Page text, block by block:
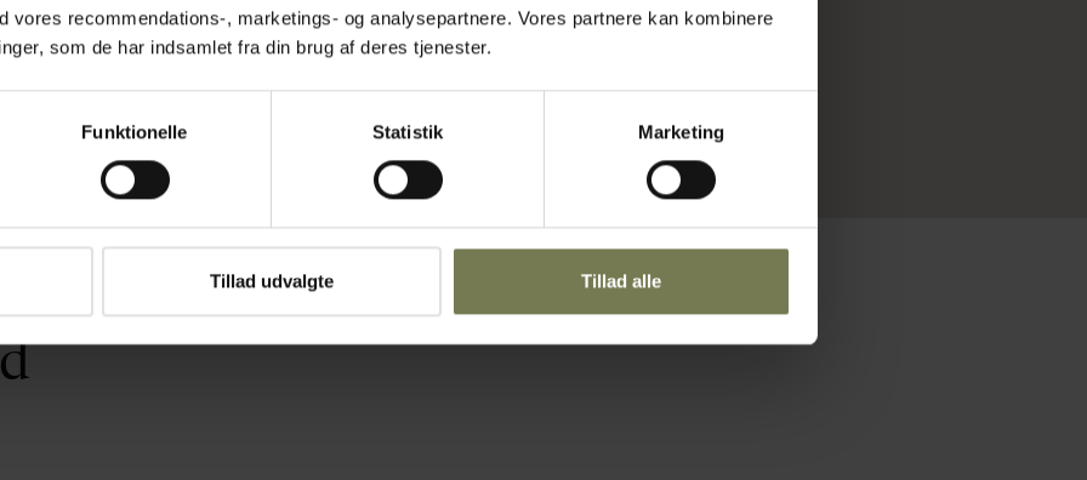
vores recommendations-, marketings- og analysepartnere. Vores partnere kan kombinere
som de har indsamlet fra din brug af deres tjenester.
Funktionelle Statistik Marketing
Tillad udvalgte Tillad alle
opgaver skal
og flytte
til
hvor